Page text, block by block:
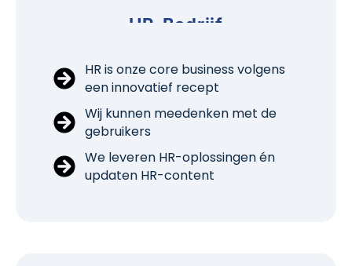
HR-Bedrijf
HR is onze core business volgens
een innovatief recept
Wij kunnen meedenken met de
gebruikers
We leveren HR-oplossingen én
updaten HR-content